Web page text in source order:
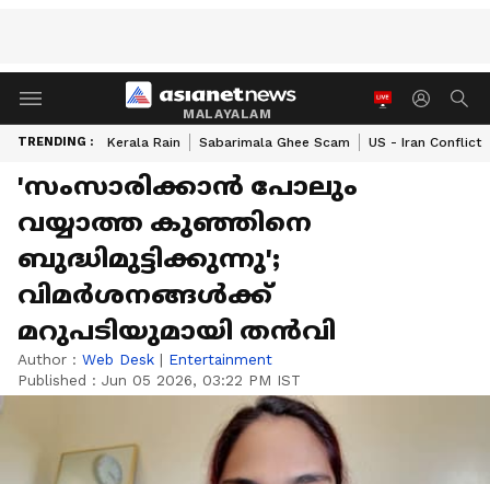
MALAYALAM
TRENDING : Kerala Rain Sabarimala Ghee Scam US - Iran Conflict
'സംസാരിക്കാൻ പോലും
വയ്യാത്ത കുഞ്ഞിനെ
ബുദ്ധിമുട്ടിക്കുന്നു';
വിമർശനങ്ങൾക്ക്
മറുപടിയുമായി തൻവി
Author : Web Desk | Entertainment
Published : Jun 05 2026, 03:22 PM IST